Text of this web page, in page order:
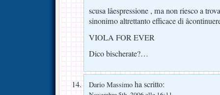
scusa lâespressione , ma non riesco a
sinonimo altrettanto efficace di
VIOLA FOR EVER
Dico bischerate?…
Dario Massimo ha scritto: